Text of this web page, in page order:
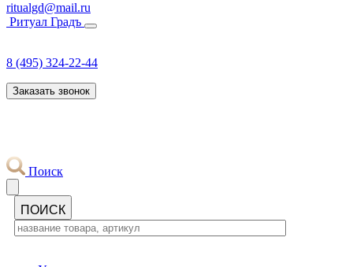
ritualgd@mail.ru
Ритуал Градъ
8 (495) 324-22-44
Заказать звонок
Поиск